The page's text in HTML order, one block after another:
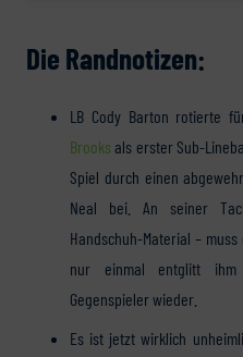
Die Randnotizen:
LB Cody Barton rotierte
Brooksals erster Sub-
Spiel durch einen
Neal bei. An seiner
Handschuh-Material –
nur einmal entglitt
Gegenspieler wieder.
Es ist jetzt wirklich